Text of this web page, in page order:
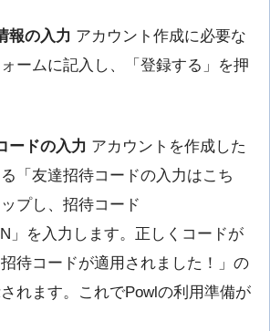
報の入力 アカウント作成に必要な
ームに記入し、「登録する」を押
ードの入力 アカウントを作成した
「友達招待コードの入力はこち
プし、招待コード
」を入力します。正しくコードが
待コードが適用されました！」の
れます。これでPowlの利用準備が